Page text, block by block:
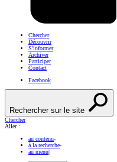
Chercher
Découvrir
S'informer
Archiver
Participer
Contact
Facebook
Rechercher sur le site
Chercher
Aller :
au contenu-
à la recherche-
au menu|